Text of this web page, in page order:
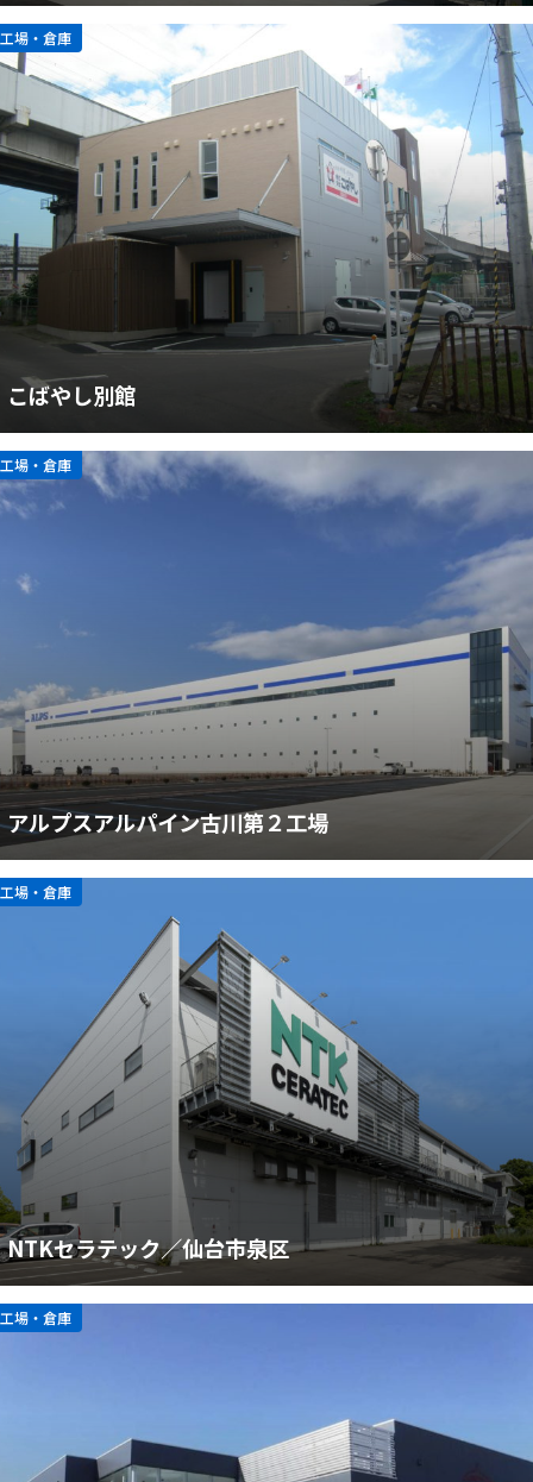
工場・倉庫
こばやし別館
工場・倉庫
アルプスアルパイン古川第２工場
工場・倉庫
NTKセラテック／仙台市泉区
工場・倉庫